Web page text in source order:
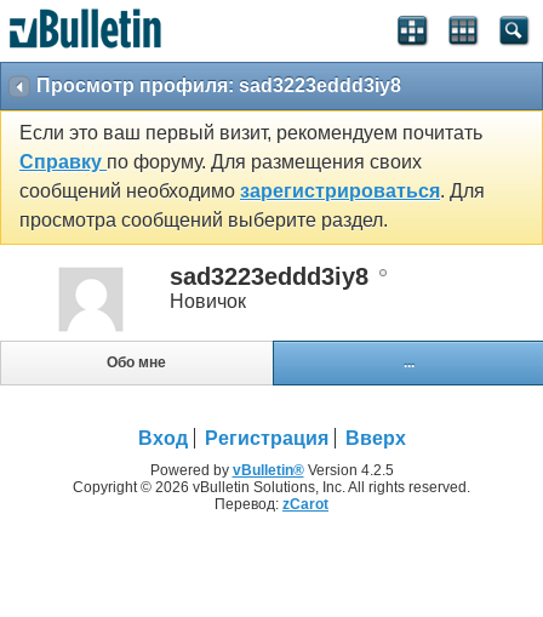
Просмотр профиля: sad3223eddd3iy8
Если это ваш первый визит, рекомендуем почитать
Справку по форуму. Для размещения своих
сообщений необходимо зарегистрироваться. Для
просмотра сообщений выберите раздел.
sad3223eddd3iy8
Новичок
Обо мне ...
Вход Регистрация Вверх
Powered by vBulletin®Version 4.2.5
Copyright © 2026 vBulletin Solutions, Inc. All rights reserved.
Перевод: zCarot